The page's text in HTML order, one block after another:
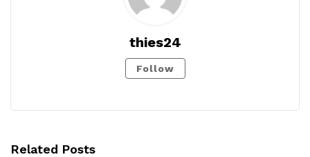
thies24
Follow
Related Posts